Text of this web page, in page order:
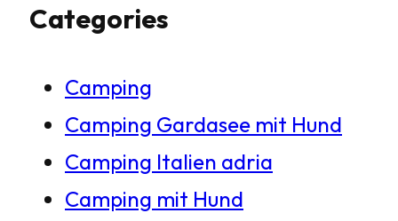
c
Categories
Camping
Camping Gardasee mit Hund
Camping Italien adria
Camping mit Hund